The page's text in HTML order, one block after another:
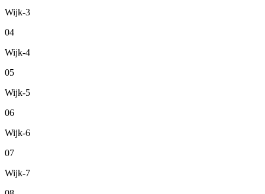
Wijk-3
04
Wijk-4
05
Wijk-5
06
Wijk-6
07
Wijk-7